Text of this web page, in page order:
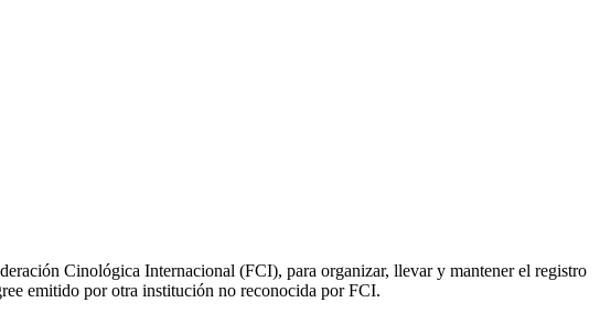
Cinológica Internacional (FCI), para organizar, llevar y mantener el registro
emitido por otra institución no reconocida por FCI.